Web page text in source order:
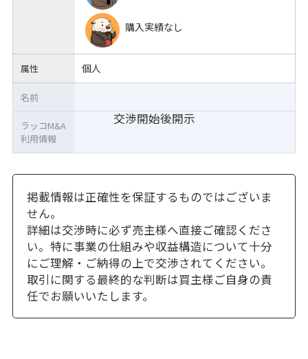
購入実績なし
属性 個人
交渉開始後開示
名前
ラッコM&A
利用情報
掲載情報は正確性を保証するものではございま
せん。
詳細は交渉時に必ず売主様へ直接ご確認くださ
い。特に事業の仕組みや収益構造について十分
にご理解・ご納得の上で交渉されてください。
取引に関する最終的な判断は買主様ご自身の責
任でお願いいたします。